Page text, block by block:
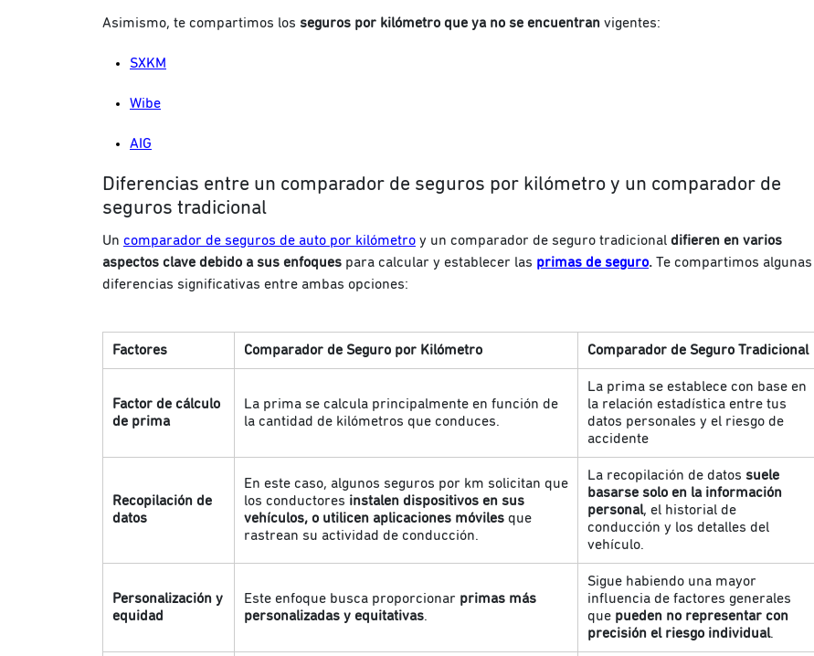
Asimismo, te compartimos los seguros por kilómetro que ya no se encuentran vigentes:
SXKM
Wibe
AIG
Diferencias entre un comparador de seguros por kilómetro y un comparador de
seguros tradicional
Un comparador de seguros de auto por kilómetro y un comparador de seguro tradicional difieren en varios
aspectos clave debido a sus enfoques para calcular y establecer las primas de seguro. Te compartimos algunas
diferencias significativas entre ambas opciones:
Factores Comparador de Seguro por Kilómetro Comparador de Seguro Tradicional
Factor de cálculo
de prima
La prima se calcula principalmente en función de
la cantidad de kilómetros que conduces.
La prima se establece con base en
la relación estadística entre tus
datos personales y el riesgo de
accidente
Recopilación de
datos
En este caso, algunos seguros por km solicitan que
los conductores instalen dispositivos en sus
vehículos, o utilicen aplicaciones móviles que
rastrean su actividad de conducción.
La recopilación de datos suele
basarse solo en la información
personal, el historial de
conducción y los detalles del
vehículo.
Personalización y
equidad
Este enfoque busca proporcionar primas más
personalizadas y equitativas.
Sigue habiendo una mayor
influencia de factores generales
que pueden no representar con
precisión el riesgo individual.